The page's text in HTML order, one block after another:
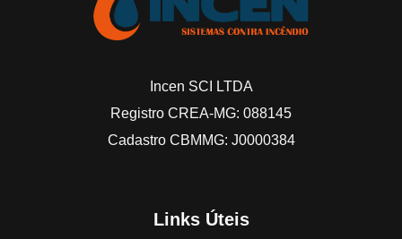
Incen SCI LTDA
Registro CREA-MG: 088145
Cadastro CBMMG: J0000384
Links Úteis